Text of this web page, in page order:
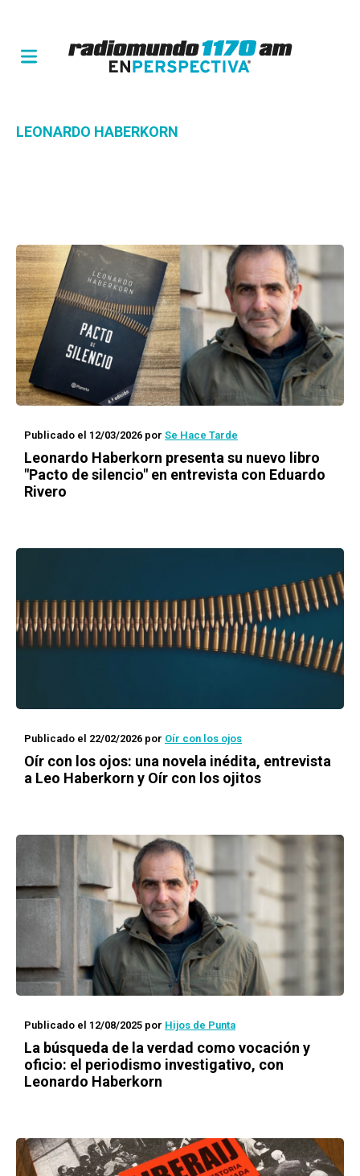
LEONARDO HABERKORN
Publicado el 12/03/2026 por Se Hace Tarde
Leonardo Haberkorn presenta su nuevo libro
"Pacto de silencio" en entrevista con Eduardo
Rivero
Publicado el 22/02/2026 por Oír con los ojos
Oír con los ojos: una novela inédita, entrevista
a Leo Haberkorn y Oír con los ojitos
Publicado el 12/08/2025 por Hijos de Punta
La búsqueda de la verdad como vocación y
oficio: el periodismo investigativo, con
Leonardo Haberkorn